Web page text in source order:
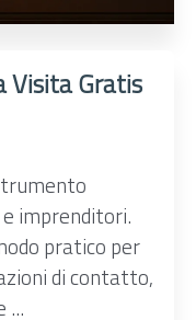
Visita Gratis
imprenditori.
pratico per
di contatto,
...